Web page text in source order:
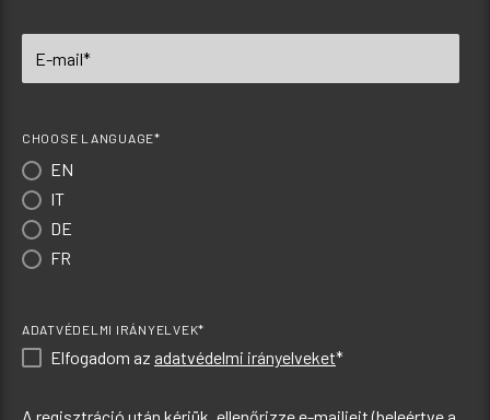
CHOOSE LANGUAGE*
EN
IT
DE
FR
ADATVÉDELMI IRÁNYELVEK*
Elfogadom az adatvédelmi irányelveket*